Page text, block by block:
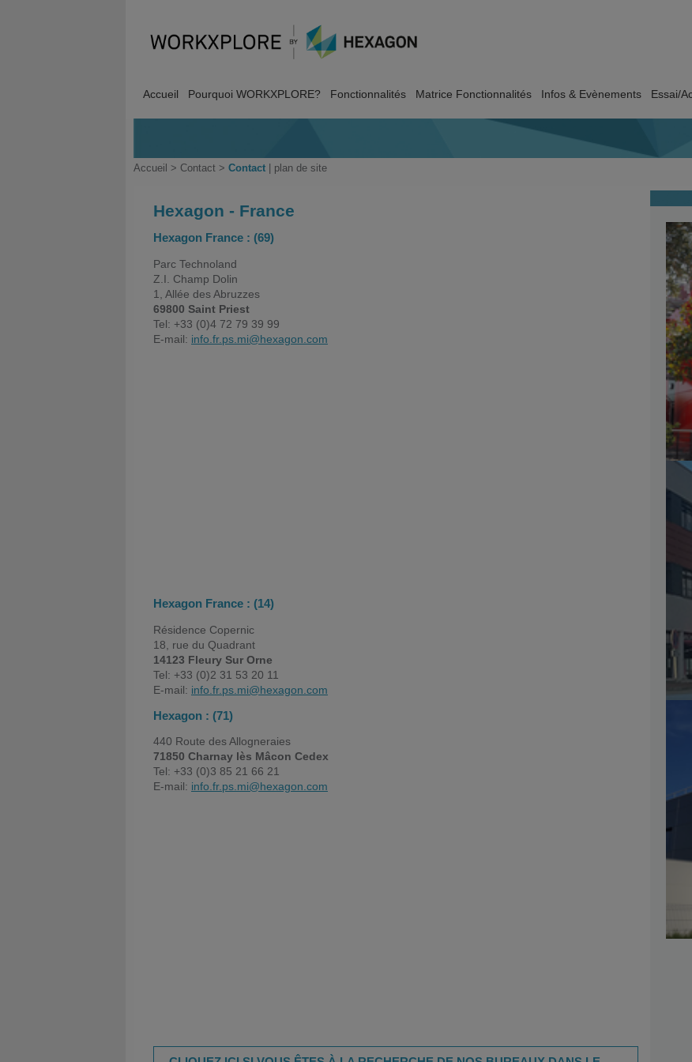
Accueil Pourquoi WORKXPLORE? Fonctionnalités Matrice Fonctionnalités Infos & Evènements Essai/
Accueil > Contact > Contact plan de site
Hexagon - France
Hexagon France : (69)
Parc Technoland
Z.I. Champ Dolin
1, Allée des Abruzzes
69800 Saint Priest
Tel: +33 (0)4 72 79 39 99
E-mail: info.fr.ps.mi@hexagon.com
Hexagon France : (14)
Résidence Copernic
18, rue du Quadrant
14123 Fleury Sur Orne
Tel: +33 (0)2 31 53 20 11
E-mail: info.fr.ps.mi@hexagon.com
Hexagon : (71)
440 Route des Allogneraies
71850 Charnay lès Mâcon Cedex
Tel: +33 (0)3 85 21 66 21
E-mail: info.fr.ps.mi@hexagon.com